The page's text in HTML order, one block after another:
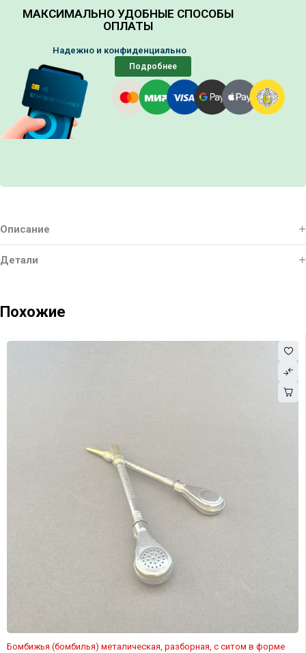
МАКСИМАЛЬНО УДОБНЫЕ СПОСОБЫ
ОПЛАТЫ
Надежно и конфиденциально
Подробнее
Описание
Детали
Похожие
Бомбижья (бомбилья) металическая, разборная, с ситом в форме